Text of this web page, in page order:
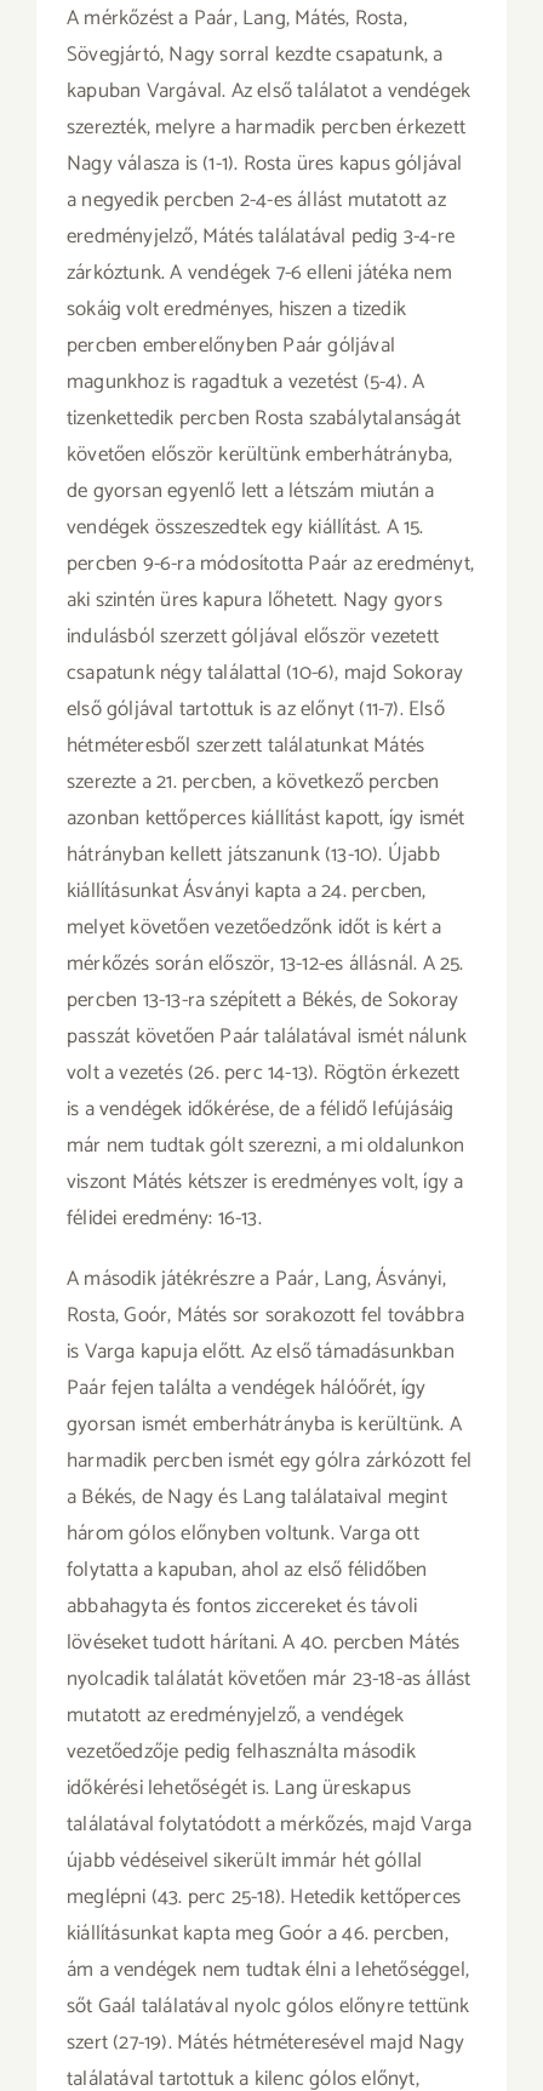
A mérkőzést a Paár, Lang, Mátés, Rosta,
Sövegjártó, Nagy sorral kezdte csapatunk, a
kapuban Vargával. Az első találatot a vendégek
szerezték, melyre a harmadik percben érkezett
Nagy válasza is (1-1). Rosta üres kapus góljával
a negyedik percben 2-4-es állást mutatott az
eredményjelző, Mátés találatával pedig 3-4-re
zárkóztunk. A vendégek 7-6 elleni játéka nem
sokáig volt eredményes, hiszen a tizedik
percben emberelőnyben Paár góljával
magunkhoz is ragadtuk a vezetést (5-4). A
tizenkettedik percben Rosta szabálytalanságát
követően először kerültünk emberhátrányba,
de gyorsan egyenlő lett a létszám miután a
vendégek összeszedtek egy kiállítást. A 15.
percben 9-6-ra módosította Paár az eredményt,
aki szintén üres kapura lőhetett. Nagy gyors
indulásból szerzett góljával először vezetett
csapatunk négy találattal (10-6), majd Sokoray
első góljával tartottuk is az előnyt (11-7). Első
hétméteresből szerzett találatunkat Mátés
szerezte a 21. percben, a következő percben
azonban kettőperces kiállítást kapott, így ismét
hátrányban kellett játszanunk (13-10). Újabb
kiállításunkat Ásványi kapta a 24. percben,
melyet követően vezetőedzőnk időt is kért a
mérkőzés során először, 13-12-es állásnál. A 25.
percben 13-13-ra szépített a Békés, de Sokoray
passzát követően Paár találatával ismét nálunk
volt a vezetés (26. perc 14-13). Rögtön érkezett
is a vendégek időkérése, de a félidő lefújásáig
már nem tudtak gólt szerezni, a mi oldalunkon
viszont Mátés kétszer is eredményes volt, így a
félidei eredmény: 16-13.
A második játékrészre a Paár, Lang, Ásványi,
Rosta, Goór, Mátés sor sorakozott fel továbbra
is Varga kapuja előtt. Az első támadásunkban
Paár fejen találta a vendégek hálóőrét, így
gyorsan ismét emberhátrányba is kerültünk. A
harmadik percben ismét egy gólra zárkózott fel
a Békés, de Nagy és Lang találataival megint
három gólos előnyben voltunk. Varga ott
folytatta a kapuban, ahol az első félidőben
abbahagyta és fontos ziccereket és távoli
lövéseket tudott hárítani. A 40. percben Mátés
nyolcadik találatát követően már 23-18-as állást
mutatott az eredményjelző, a vendégek
vezetőedzője pedig felhasználta második
időkérési lehetőségét is. Lang üreskapus
találatával folytatódott a mérkőzés, majd Varga
újabb védéseivel sikerült immár hét góllal
meglépni (43. perc 25-18). Hetedik kettőperces
kiállításunkat kapta meg Goór a 46. percben,
ám a vendégek nem tudtak élni a lehetőséggel,
sőt Gaál találatával nyolc gólos előnyre tettünk
szert (27-19). Mátés hétméteresével majd Nagy
találatával tartottuk a kilenc gólos előnyt,